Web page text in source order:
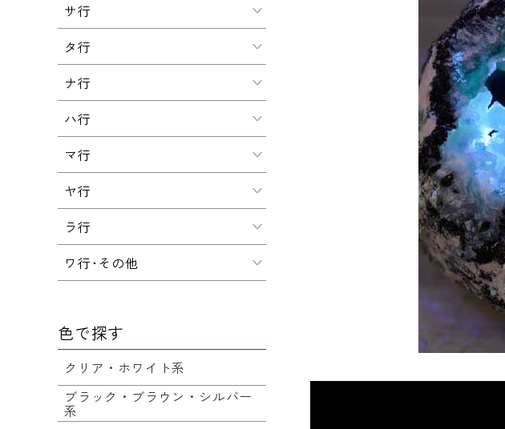
サ行
タ行
ナ行
ハ行
マ行
ヤ行
ラ行
ワ行･その他
色で探す
クリア・ホワイト系
ブラック・ブラウン・シルバー
系